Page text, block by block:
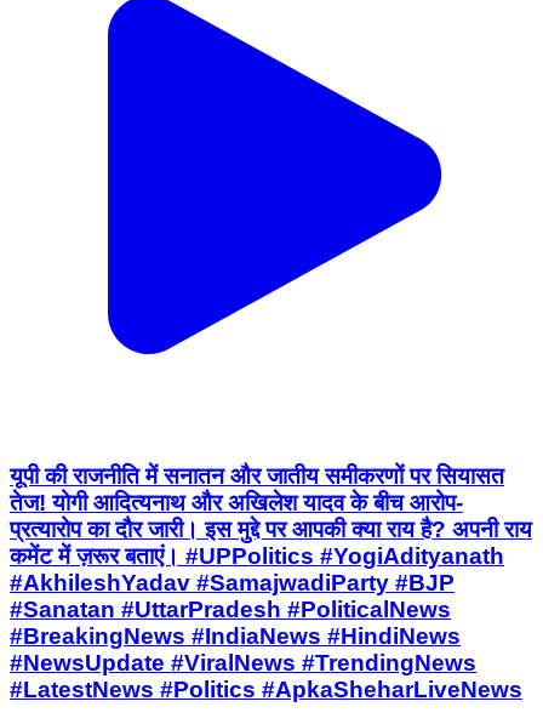
यूपी की राजनीति में सनातन और जातीय समीकरणों पर सियासत
तेज! योगी आदित्यनाथ और अखिलेश यादव के बीच आरोप-
प्रत्यारोप का दौर जारी। इस मुद्दे पर आपकी क्या राय है? अपनी राय
कमेंट में ज़रूर बताएं। #UPPolitics #YogiAdityanath
#AkhileshYadav #SamajwadiParty #BJP
#Sanatan #UttarPradesh #PoliticalNews
#BreakingNews #IndiaNews #HindiNews
#NewsUpdate #ViralNews #TrendingNews
#LatestNews #Politics #ApkaSheharLiveNews